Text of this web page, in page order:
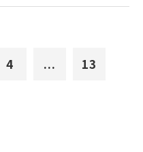
4 ... 13